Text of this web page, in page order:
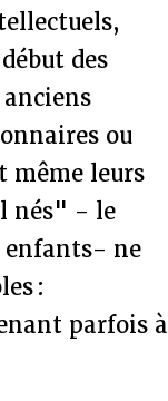
des
ou
même leurs
nés" - le
enfants- ne
:
parfois à